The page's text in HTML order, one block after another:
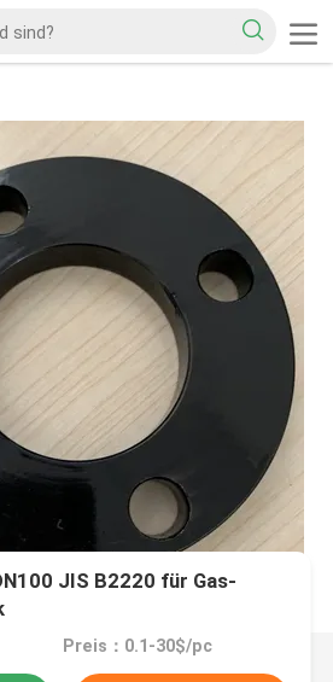
JIS B2220 für Gas-
Preis：0.1-30$/pc